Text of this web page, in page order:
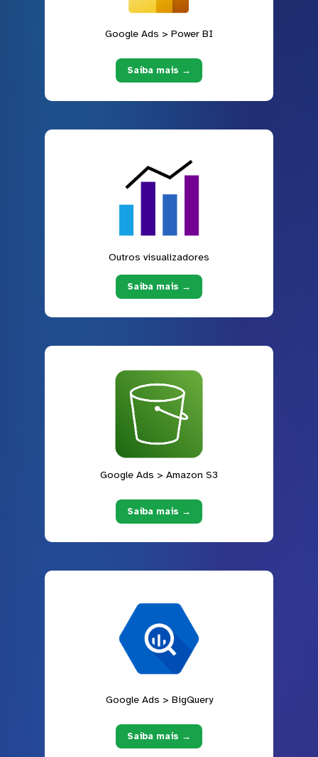
Google Ads > Power BI
Saiba mais →
Outros visualizadores
Saiba mais →
Google Ads > Amazon S3
Saiba mais →
Google Ads > BigQuery
Saiba mais →